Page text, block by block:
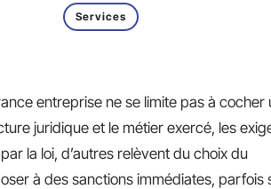
Services
entreprise ne se limite pas à cocher
juridique et le métier exercé, les
la loi, d’autres relèvent du choix du
à des sanctions immédiates, parfois